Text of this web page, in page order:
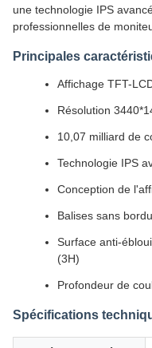
une technologie IPS
professionnelles de
Principales
Affichage TFT-
Résolution
10,07 milliard de
Technologie IPS
Conception de
Balises sans
Surface anti-
(3H)
Profondeur de
Spécifications